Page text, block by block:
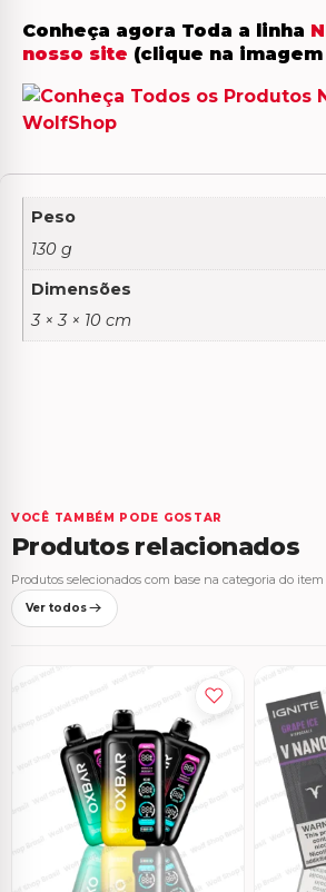
Conheça agora Toda a linha
nosso site (clique na
Peso
130 g
Dimensões
3 × 3 × 10 cm
VOCÊ TAMBÉM PODE GOSTAR
Produtos relacionados
Produtos selecionados com base na categoria do
Ver todos